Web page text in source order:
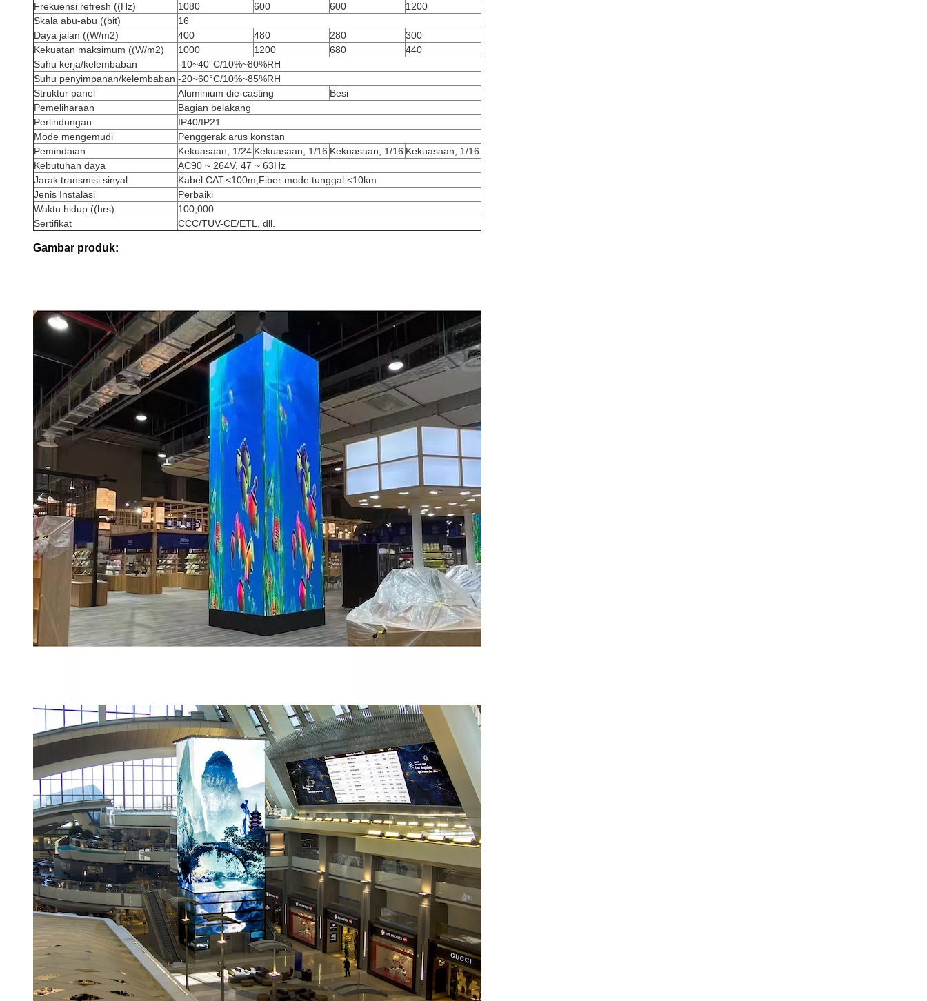
Frekuensi refresh ((Hz)
1080 600 600
1200
Skala abu-abu ((bit)
16
Daya jalan ((W/m2)
400 480 280
300
Kekuatan maksimum ((W/m2)
1000 1200 680
440
Suhu kerja/kelembaban
-10~40°C/10%~80%RH
Suhu penyimpanan/kelembaban -20~60°C/10%~85%RH
Struktur panel
Aluminium die-casting
Besi
Pemeliharaan
Bagian belakang
Perlindungan
IP40/IP21
Mode mengemudi
Penggerak arus konstan
Pemindaian
Kekuasaan, 1/24 Kekuasaan, 1/16 Kekuasaan, 1/16 Kekuasaan, 1/16
Kebutuhan daya
AC90 ~ 264V, 47 ~ 63Hz
Jarak transmisi sinyal
Kabel CAT:<100m;Fiber mode tunggal:<10km
Jenis Instalasi
Perbaiki
Waktu hidup ((hrs)
100,000
Sertifikat
CCC/TUV-CE/ETL, dll.
Gambar produk: